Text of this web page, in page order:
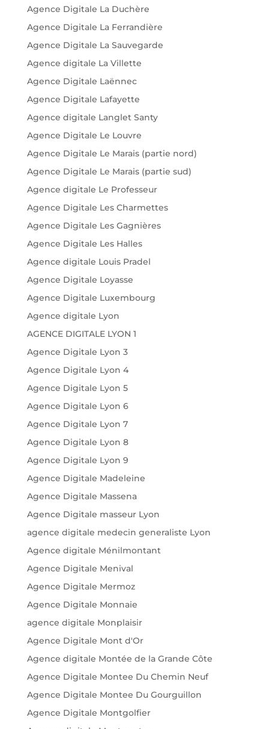
Agence Digitale La Duchère
Agence Digitale La Ferrandière
Agence Digitale La Sauvegarde
Agence digitale La Villette
Agence Digitale Laënnec
Agence Digitale Lafayette
Agence digitale Langlet Santy
Agence Digitale Le Louvre
Agence Digitale Le Marais (partie nord)
Agence Digitale Le Marais (partie sud)
Agence digitale Le Professeur
Agence Digitale Les Charmettes
Agence Digitale Les Gagnières
Agence Digitale Les Halles
Agence digitale Louis Pradel
Agence Digitale Loyasse
Agence Digitale Luxembourg
Agence digitale Lyon
AGENCE DIGITALE LYON 1
Agence Digitale Lyon 3
Agence Digitale Lyon 4
Agence Digitale Lyon 5
Agence Digitale Lyon 6
Agence Digitale Lyon 7
Agence Digitale Lyon 8
Agence Digitale Lyon 9
Agence Digitale Madeleine
Agence Digitale Massena
Agence Digitale masseur Lyon
agence digitale medecin generaliste Lyon
Agence digitale Ménilmontant
Agence Digitale Menival
Agence Digitale Mermoz
Agence Digitale Monnaie
agence digitale Monplaisir
Agence Digitale Mont d'Or
Agence digitale Montée de la Grande Côte
Agence Digitale Montee Du Chemin Neuf
Agence Digitale Montee Du Gourguillon
Agence Digitale Montgolfier